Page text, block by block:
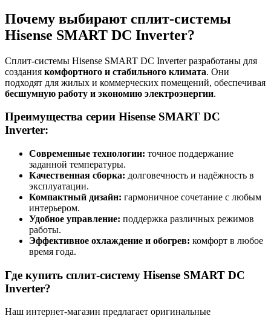
Почему выбирают сплит-системы
Hisense SMART DC Inverter?
Сплит-системы Hisense SMART DC Inverter разработаны для
создания комфортного и стабильного климата. Они
подходят для жилых и коммерческих помещений, обеспечивая
бесшумную работу и экономию электроэнергии.
Преимущества серии Hisense SMART DC
Inverter:
Современные технологии: точное поддержание
заданной температуры.
Качественная сборка: долговечность и надёжность в
эксплуатации.
Компактный дизайн: гармоничное сочетание с любым
интерьером.
Удобное управление: поддержка различных режимов
работы.
Эффективное охлаждение и обогрев: комфорт в любое
время года.
Где купить сплит-систему Hisense SMART DC
Inverter?
Наш интернет-магазин предлагает оригинальные